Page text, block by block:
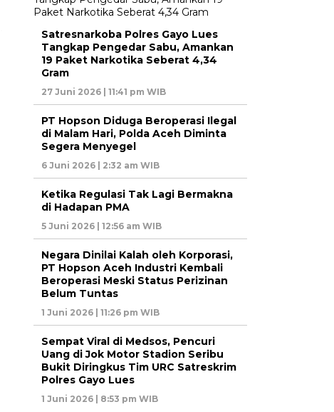
Satresnarkoba Polres Gayo Lues
Tangkap Pengedar Sabu, Amankan
19 Paket Narkotika Seberat 4,34
Gram
27 Juni 2026 | 11:41 pm WIB
PT Hopson Diduga Beroperasi Ilegal
di Malam Hari, Polda Aceh Diminta
Segera Menyegel
6 Juni 2026 | 2:32 am WIB
Ketika Regulasi Tak Lagi Bermakna
di Hadapan PMA
5 Juni 2026 | 12:56 am WIB
Negara Dinilai Kalah oleh Korporasi,
PT Hopson Aceh Industri Kembali
Beroperasi Meski Status Perizinan
Belum Tuntas
1 Juni 2026 | 11:26 pm WIB
Sempat Viral di Medsos, Pencuri
Uang di Jok Motor Stadion Seribu
Bukit Diringkus Tim URC Satreskrim
Polres Gayo Lues
1 Juni 2026 | 8:53 pm WIB